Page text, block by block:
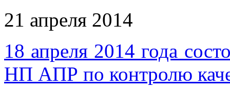
21 апреля 2014
18 апреля 2014 года
НП АПР по контролю